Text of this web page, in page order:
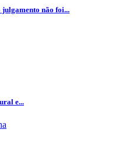
não foi...
e...